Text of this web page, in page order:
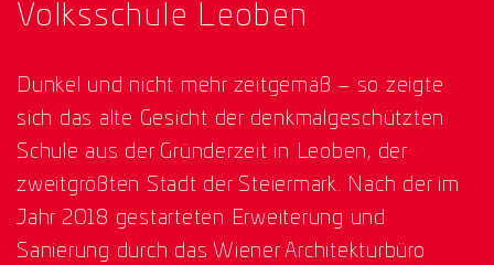
Volksschule Leoben
Dunkel und nicht mehr zeitgemäß – so zeigte
sich das alte Gesicht der denkmalgeschützten
Schule aus der Gründerzeit in Leoben, der
zweitgrößten Stadt der Steiermark. Nach der im
Jahr 2018 gestarteten Erweiterung und
Sanierung durch das Wiener Architekturbüro